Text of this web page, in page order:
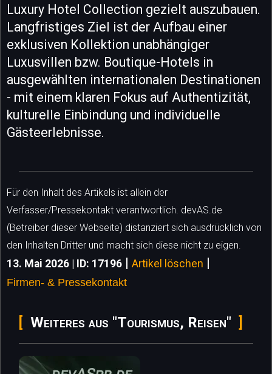
Luxury Hotel Collection gezielt auszubauen.
Langfristiges Ziel ist der Aufbau einer
exklusiven Kollektion unabhängiger
Luxusvillen bzw. Boutique-Hotels in
ausgewählten internationalen Destinationen
- mit einem klaren Fokus auf Authentizität,
kulturelle Einbindung und individuelle
Gästeerlebnisse.
Für den Inhalt des Artikels ist allein der
Verfasser/Pressekontakt verantwortlich. devAS.de
(Betreiber dieser Webseite) distanziert sich ausdrücklich von
den Inhalten Dritter und macht sich diese nicht zu eigen.
13. Mai 2026 | ID: 17196 | Artikel löschen |
Firmen- & Pressekontakt
Weiteres aus "Tourismus, Reisen"